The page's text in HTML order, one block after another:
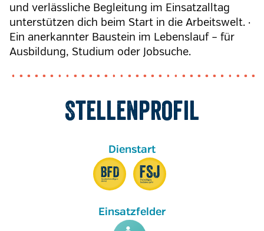
und verlässliche Begleitung im Einsatzalltag
unterstützen dich beim Start in die Arbeitswelt. ·
Ein anerkannter Baustein im Lebenslauf – für
Ausbildung, Studium oder Jobsuche.
Stellenprofil